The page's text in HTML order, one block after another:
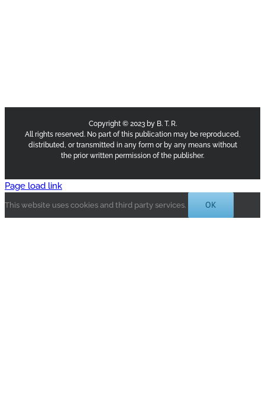
Copyright © 2023 by B. T. R.
All rights reserved. No part of this publication may be reproduced,
distributed, or transmitted in any form or by any means without
the prior written permission of the publisher.
Page load link
This website uses cookies and third party services. OK